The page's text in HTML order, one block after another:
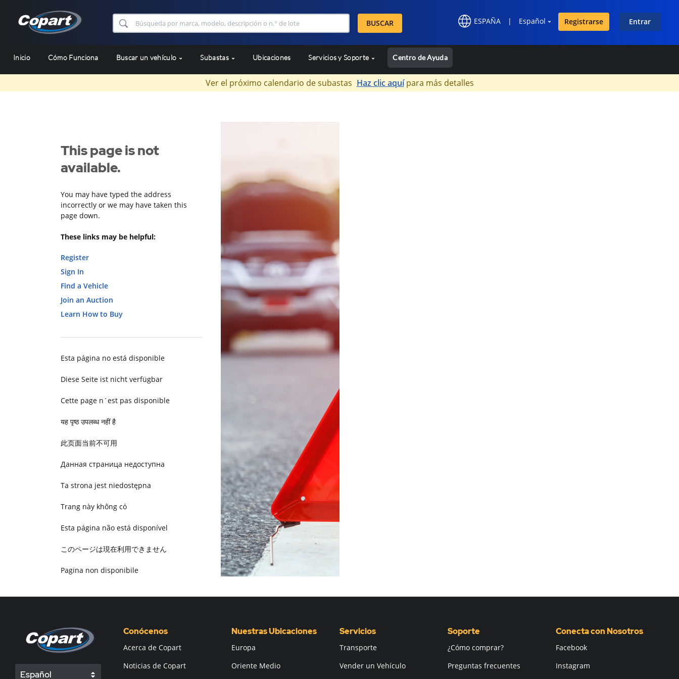
BUSCAR ESPAÑA | Español Registrarse Entrar
Inicio Cómo Funciona Buscar un vehículo Subastas Ubicaciones Servicios y Soporte Centro de Ayuda
Ver el próximo calendario de subastas Haz clic aquípara más detalles
This page is not
available.
You may have typed the address
incorrectly or we may have taken this
page down.
These links may be helpful:
Register
Sign In
Find a Vehicle
Join an Auction
Learn How to Buy
Esta página no está disponible
Diese Seite ist nicht verfügbar
Cette page n´est pas disponible
यह पृष्ठ उपलब्ध नहीं है
此页面当前不可用
Данная страница недоступна
Ta strona jest niedostępna
Trang này không có
Esta página não está disponível
このページは現在利用できません
Pagina non disponibile
Español
Conócenos
Acerca de Copart
Noticias de Copart
Nuestras Ubicaciones
Europa
Oriente Medio
Servicios
Transporte
Vender un Vehículo
Soporte
¿Cómo comprar?
Preguntas frecuentes
Conecta con Nosotros
Facebook
Instagram